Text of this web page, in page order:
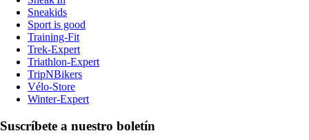
Sneakids
Sport is good
Training-Fit
Trek-Expert
Triathlon-Expert
TripNBikers
Vélo-Store
Winter-Expert
Suscríbete a nuestro boletín